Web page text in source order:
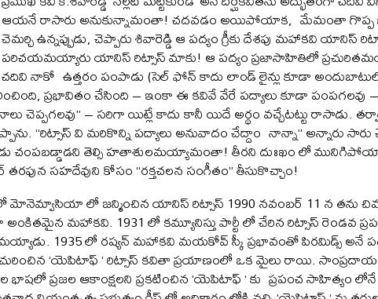
ఆయనే రాసారు అనుకున్నామంతా! చదవడం అయిపోయాక, మేమంతా గొప్ప
చెమర్చి ఉన్నప్పుడు, చెప్పారు శివారెడ్డి ఆ పద్యం గ్రీకు దేశపు మహాకవి యానిస్
పరిచయమయ్యారు యానిస్ రిట్సాస్ మాకు! ఆ పద్యం ప్రజాసాహితిలో
చదివి నాకో ఉత్తరం పంపాడు (సెల్ ఫోన్ కాదు లాండ్ లైన్లు కూడా
ప్రభావితం చేసింది – ఇంకా ఈ కవివే వేరే పద్యాలు కూడా
చెప్పగలవు” – సరిగా యిట్లే కాదు కానీ యిదే అర్థం వచ్చేటట్టు రాసాడు.
“రిట్సాస్ వి మరికొన్ని పద్యాలు అనువాదం చేద్దాం నాన్నా” అన్నారు సారు
చంపబడ్డాడని తెల్సి హతాశులమయ్యామంతా! తీరని దుఃఖం లో
సహదేవుని కోసం “రక్తచలన సంగీతం” తీసుకొచ్చాం!
లో మోనెమ్వాసియా లో జన్మించిన యానిస్ రిట్సాస్ 1990 నవంబర్ 11 న తను
మహాకవి. 1931 లో కమ్యూనిస్తు పార్టీ లో చేరిన రిట్సాస్ రెండవ
1935 లో రష్యన్ మహాకవి మయకోవ్ స్కీ ప్రభావంతో పిరమిడ్స్ అనే
‘యెపిటాఫ్ ‘ రిట్సాస్ కవితా ప్రయాణంలో ఒక మైలు రాయి. సాంప్రదాయ
భాషలో ప్రజల ఆకాంక్షలని ప్రకటించిన ‘యెపిటాఫ్ ‘ కు ప్రపంచ సాహిత్యం